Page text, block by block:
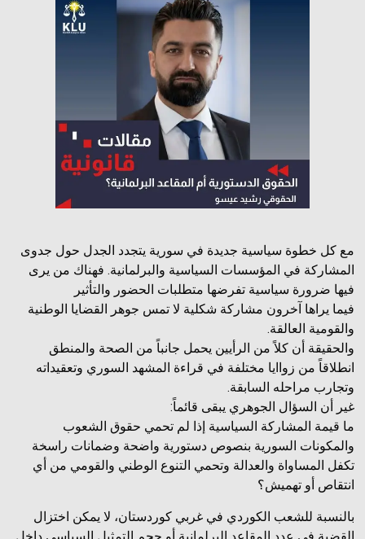
مع كل خطوة سياسية جديدة في سورية يتجدد الجدل حول جدوى
المشاركة في المؤسسات السياسية والبرلمانية. فهناك من يرى
فيها ضرورة سياسية تفرضها متطلبات الحضور والتأثير
فيما يراها آخرون مشاركة شكلية لا تمس جوهر القضايا الوطنية
والقومية العالقة.
والحقيقة أن كلاً من الرأيين يحمل جانباً من الصحة والمنطق
انطلاقاً من زواايا مختلفة في قراءة المشهد السوري وتعقيداته
وتجارب مراحله السابقة.
غير أن السؤال الجوهري يبقى قائماً:
ما قيمة المشاركة السياسية إذا لم تحمي حقوق الشعوب
والمكونات السورية بنصوص دستورية واضحة وضمانات راسخة
تكفل المساواة والعدالة وتحمي التنوع الوطني والقومي من أي
انتقاص أو تهميش؟
بالنسبة للشعب الكوردي في غربي كوردستان، لا يمكن اختزال
القضية في عدد المقاعد البرلمانية أو حجم التمثيل السياسي داخل